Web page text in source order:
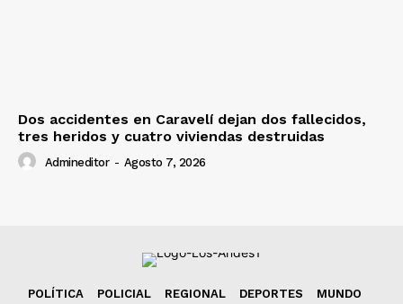
Dos accidentes en Caravelí dejan dos fallecidos,
tres heridos y cuatro viviendas destruidas
Admineditor - Agosto 7, 2026
POLÍTICA POLICIAL REGIONAL DEPORTES
MUNDO